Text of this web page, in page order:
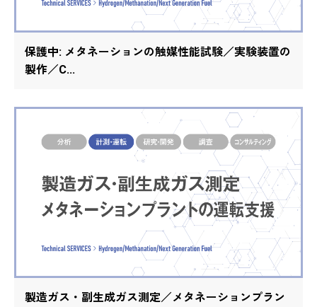
保護中: メタネーションの触媒性能試験／実験装置の
製作／C...
製造ガス・副生成ガス測定／メタネーションプラン